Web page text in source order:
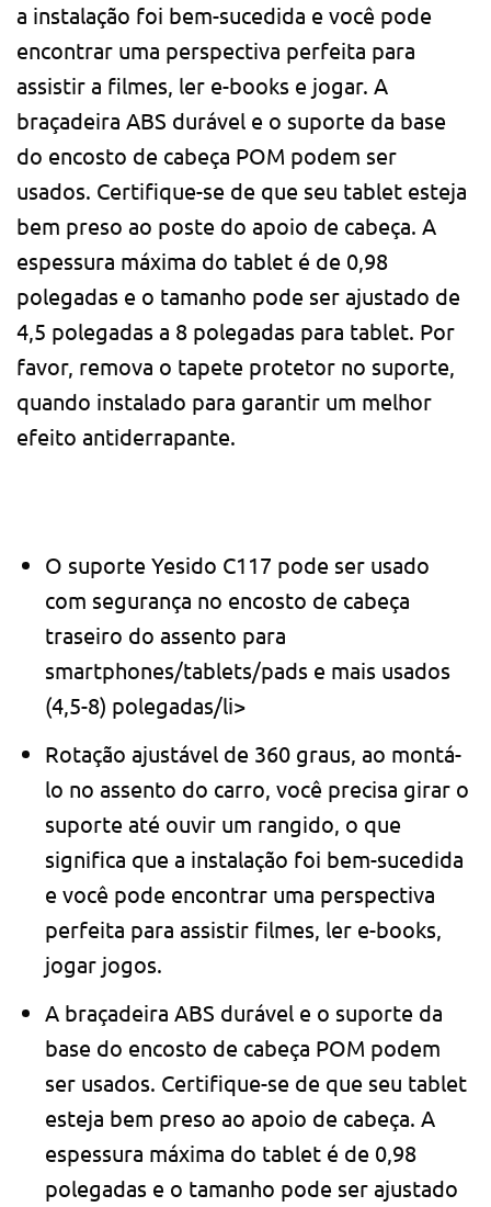
a instalação foi bem-sucedida e você pode
encontrar uma perspectiva perfeita para
assistir a filmes, ler e-books e jogar. A
braçadeira ABS durável e o suporte da base
do encosto de cabeça POM podem ser
usados. Certifique-se de que seu tablet esteja
bem preso ao poste do apoio de cabeça. A
espessura máxima do tablet é de 0,98
polegadas e o tamanho pode ser ajustado de
4,5 polegadas a 8 polegadas para tablet. Por
favor, remova o tapete protetor no suporte,
quando instalado para garantir um melhor
efeito antiderrapante.
O suporte Yesido C117 pode ser usado
com segurança no encosto de cabeça
traseiro do assento para
smartphones/tablets/pads e mais usados ​​
(4,5-8) polegadas/li>
Rotação ajustável de 360 ​​graus, ao montá-
lo no assento do carro, você precisa girar o
suporte até ouvir um rangido, o que
significa que a instalação foi bem-sucedida
e você pode encontrar uma perspectiva
perfeita para assistir filmes, ler e-books,
jogar jogos.
A braçadeira ABS durável e o suporte da
base do encosto de cabeça POM podem
ser usados. Certifique-se de que seu tablet
esteja bem preso ao apoio de cabeça. A
espessura máxima do tablet é de 0,98
polegadas e o tamanho pode ser ajustado